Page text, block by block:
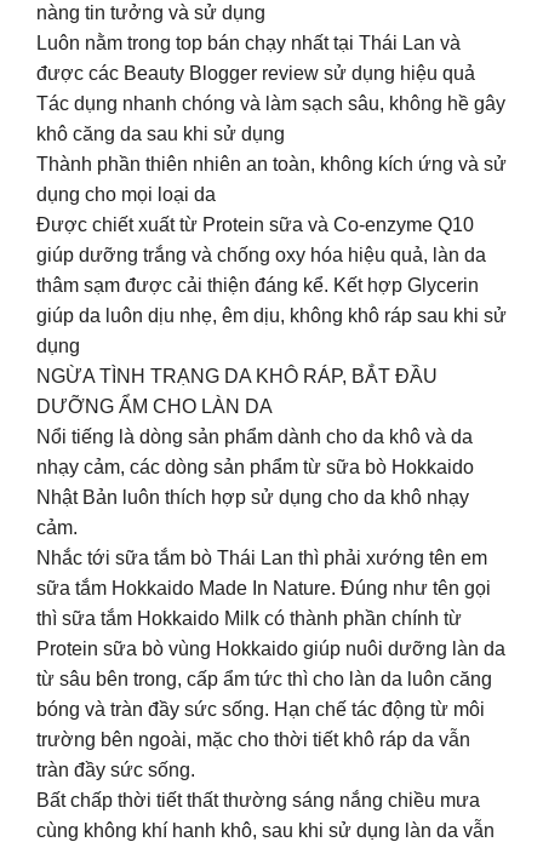
nàng tin tưởng và sử dụng
Luôn nằm trong top bán chạy nhất tại Thái Lan và
được các Beauty Blogger review sử dụng hiệu quả
Tác dụng nhanh chóng và làm sạch sâu, không hề gây
khô căng da sau khi sử dụng
Thành phần thiên nhiên an toàn, không kích ứng và sử
dụng cho mọi loại da
Được chiết xuất từ Protein sữa và Co-enzyme Q10
giúp dưỡng trắng và chống oxy hóa hiệu quả, làn da
thâm sạm được cải thiện đáng kể. Kết hợp Glycerin
giúp da luôn dịu nhẹ, êm dịu, không khô ráp sau khi sử
dụng
NGỪA TÌNH TRẠNG DA KHÔ RÁP, BẮT ĐẦU
DƯỠNG ẨM CHO LÀN DA
Nổi tiếng là dòng sản phẩm dành cho da khô và da
nhạy cảm, các dòng sản phẩm từ sữa bò Hokkaido
Nhật Bản luôn thích hợp sử dụng cho da khô nhạy
cảm.
Nhắc tới sữa tắm bò Thái Lan thì phải xướng tên em
sữa tắm Hokkaido Made In Nature. Đúng như tên gọi
thì sữa tắm Hokkaido Milk có thành phần chính từ
Protein sữa bò vùng Hokkaido giúp nuôi dưỡng làn da
từ sâu bên trong, cấp ẩm tức thì cho làn da luôn căng
bóng và tràn đầy sức sống. Hạn chế tác động từ môi
trường bên ngoài, mặc cho thời tiết khô ráp da vẫn
tràn đầy sức sống.
Bất chấp thời tiết thất thường sáng nắng chiều mưa
cùng không khí hanh khô, sau khi sử dụng làn da vẫn